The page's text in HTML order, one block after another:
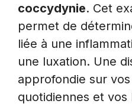
coccydynie. Cet
permet de
liée à une
une luxation. Une
approfondie sur
quotidiennes et vos